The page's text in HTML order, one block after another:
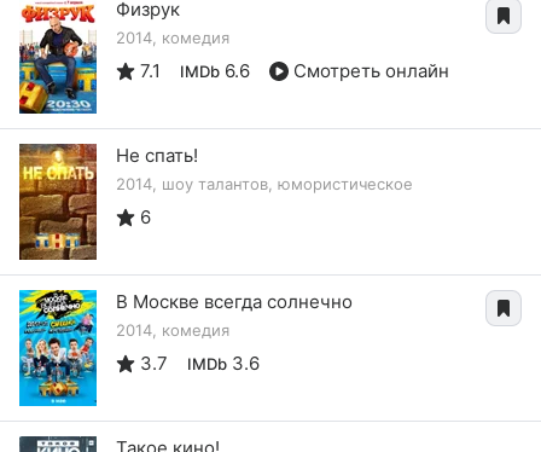
Физрук
2014, комедия
7.1 IMDb 6.6 Смотреть онлайн
Не спать!
2014, шоу талантов, юмористическое
6
В Москве всегда солнечно
2014, комедия
3.7 IMDb 3.6